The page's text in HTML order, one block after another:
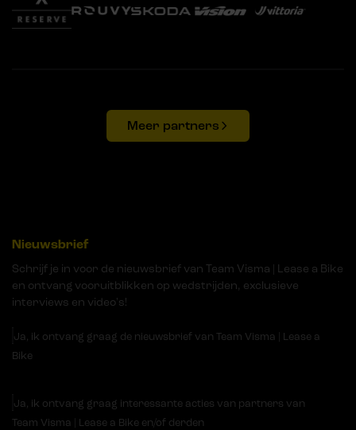
Meer partners
Nieuwsbrief
Schrijf je in voor de nieuwsbrief van Team Visma | Lease a Bike
en ontvang vooruitblikken op wedstrijden, exclusieve
interviews en video's!
Ja, ik ontvang graag de nieuwsbrief van Team Visma | Lease a
Bike
Ja, ik ontvang graag interessante acties van partners van
Team Visma | Lease a Bike en/of derden